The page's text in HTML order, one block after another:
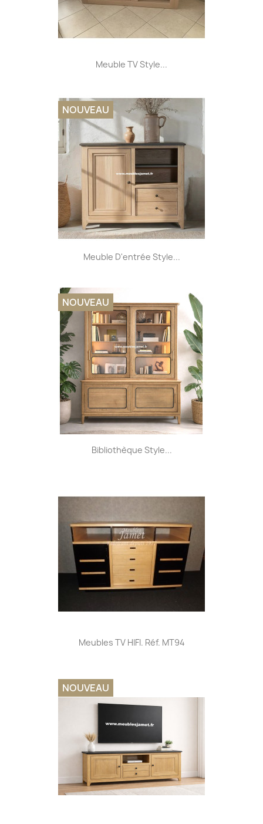
Meuble TV Style...
Meuble D'entrée Style...
NOUVEAU
Bibliothèque Style...
NOUVEAU
Meubles TV HIFI. Réf. MT94
NOUVEAU